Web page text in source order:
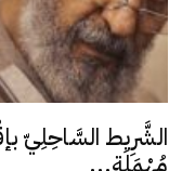
الشَّرِيط السَّاحِلِيّ